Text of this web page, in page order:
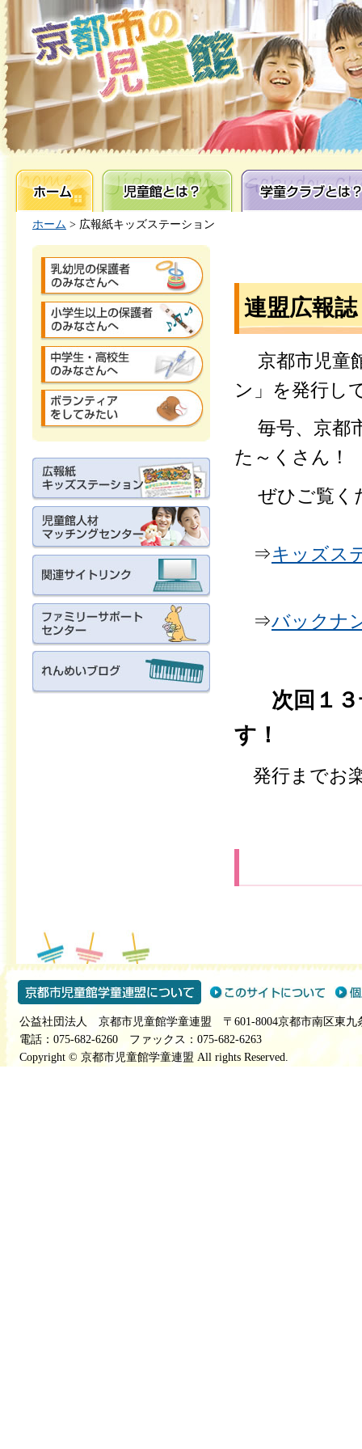
ホーム 児童館とは？ 学童クラブとは？
ホーム > 広報紙キッズステーション
連盟広報
京都市児童
ン」を発行し
毎号、京都
た～くさん！
ぜひご覧
⇒キッズス
⇒バックナ
次回１
す！
発行までお
公益社団法人 京都市児童館学童連盟 〒601-8004京都市南区東九
電話：075-682-6260 ファックス：075-682-6263
Copyright © 京都市児童館学童連盟 All rights Reserved.